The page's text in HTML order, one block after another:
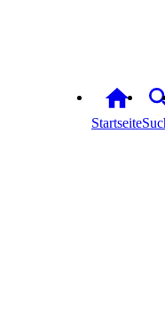
Startseite